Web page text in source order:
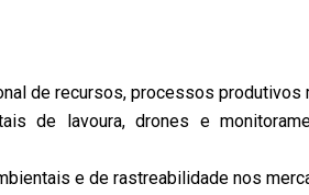
de recursos, processos
de lavoura, drones e
e de rastreabilidade nos